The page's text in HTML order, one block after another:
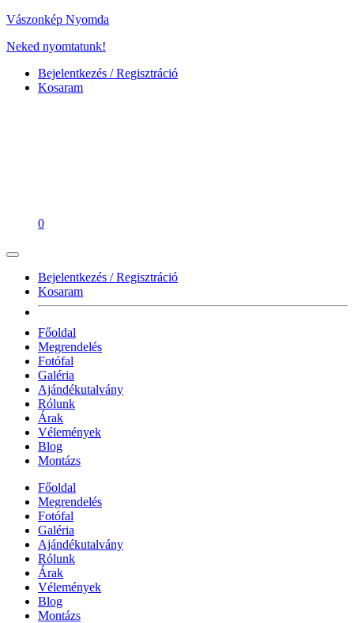
Vászonkép Nyomda
Neked nyomtatunk!
Bejelentkezés / Regisztráció
Kosaram
0
Bejelentkezés / Regisztráció
Kosaram
Főoldal
Megrendelés
Fotófal
Galéria
Ajándékutalvány
Rólunk
Árak
Vélemények
Blog
Montázs
Főoldal
Megrendelés
Fotófal
Galéria
Ajándékutalvány
Rólunk
Árak
Vélemények
Blog
Montázs